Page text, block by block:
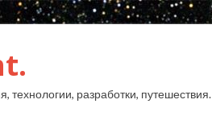
технологии, разработки, путешествия.